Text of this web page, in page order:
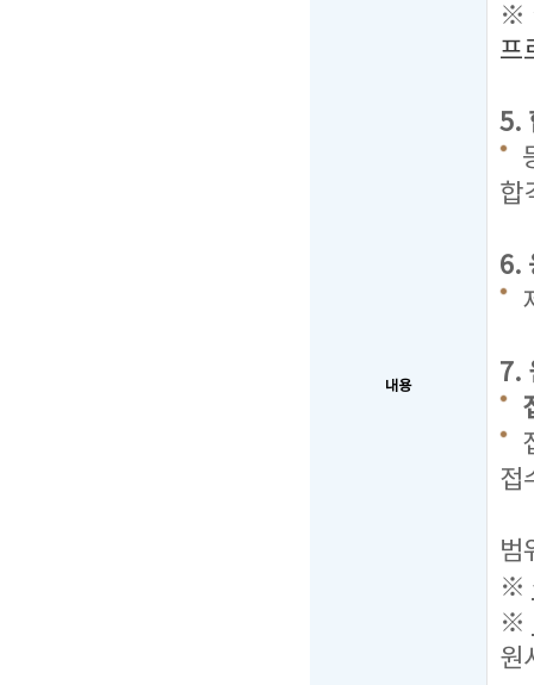
내용
※
프
5.
합
6.
7.
접
범
※
※
원